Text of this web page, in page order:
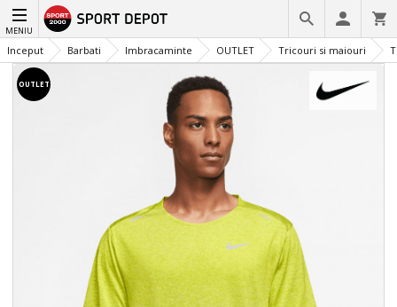
MENIU
Inceput Barbati Imbracaminte OUTLET Tricouri si maiouri
OUTLET